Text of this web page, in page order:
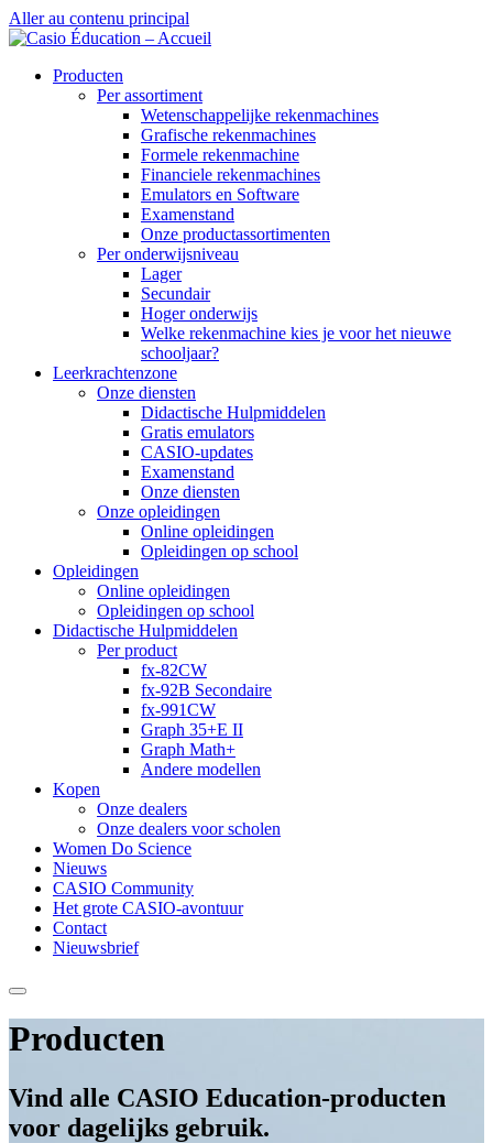
Aller au contenu principal
Producten
Per assortiment
Wetenschappelijke rekenmachines
Grafische rekenmachines
Formele rekenmachine
Financiele rekenmachines
Emulators en Software
Examenstand
Onze productassortimenten
Per onderwijsniveau
Lager
Secundair
Hoger onderwijs
Welke rekenmachine kies je voor het nieuwe
schooljaar?
Leerkrachtenzone
Onze diensten
Didactische Hulpmiddelen
Gratis emulators
CASIO-updates
Examenstand
Onze diensten
Onze opleidingen
Online opleidingen
Opleidingen op school
Opleidingen
Online opleidingen
Opleidingen op school
Didactische Hulpmiddelen
Per product
fx-82CW
fx-92B Secondaire
fx-991CW
Graph 35+E II
Graph Math+
Andere modellen
Kopen
Onze dealers
Onze dealers voor scholen
Women Do Science
Nieuws
CASIO Community
Het grote CASIO-avontuur
Contact
Nieuwsbrief
Producten
Vind alle CASIO Education-producten
voor dagelijks gebruik.